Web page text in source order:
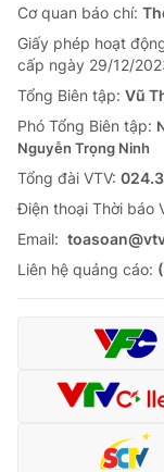
Tin tức
Thế giới đó đây
Câu chuyện
Kinh tế
Tài chính
Thị trường
Góc doanh nghiệp
Dữ liệu và đời
Truyền hình
Phim VTV
Hậu trường
Giải trí
Điện ảnh
Đời sống
Chất lượng cuộc
Giáo dục
Tuyển sinh
Học trực tuyến
Công nghệ
Hitech Công
Cơ quan báo chí:
Giấy phép hoạt
cấp ngày 29/12/
Tổng Biên tập: Vũ
Phó Tổng Biên tập:
Nguyễn Trọng Ninh
Tổng đài VTV:
Ðiện thoại Thời báo
Email:
Liên hệ quảng cáo: